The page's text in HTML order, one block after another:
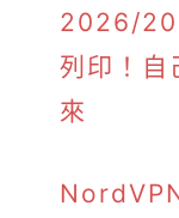
2026/
列印！自
來